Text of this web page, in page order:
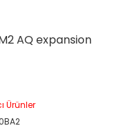
AQ expansion
Ürünler